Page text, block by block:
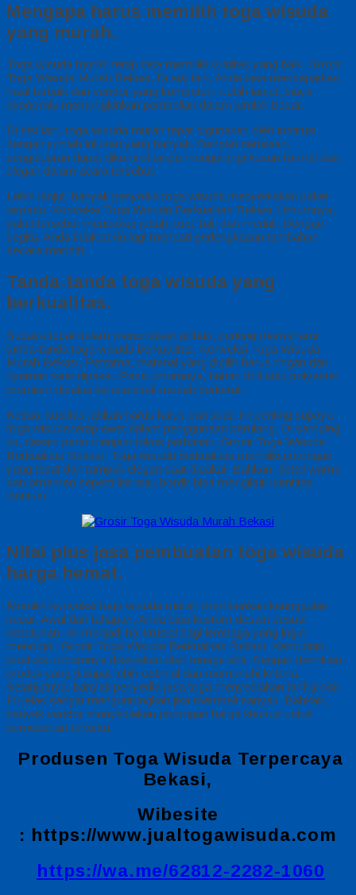
Mengapa harus memilih toga wisuda
yang murah.
Toga wisuda murah tetap bisa memiliki kualitas yang baik. Grosir
Toga Wisuda Murah Bekasi, Di sisi lain, Anda bisa mendapatkan
hasil terbaik dari vendor yang kompeten. Lebih lanjut, biaya
ekonomis memungkinkan pembelian dalam jumlah besar.
Di sisi lain, toga wisuda murah tepat digunakan oleh institusi
dengan jumlah lulusan yang banyak. Dengan demikian,
pengeluaran dapat dikontrol tanpa mengurangi kesan formal dan
elegan dalam acara tersebut.
Lebih lanjut, banyak penyedia toga wisuda menyediakan paket
terpadu. Konveksi Toga Wisuda Berkualitas Bekasi, Umumnya,
paket tersebut mencakup jubah, topi, tali, dan medali. Dengan
begitu, Anda tidak perlu lagi mencari perlengkapan tambahan
secara mandiri.
Tanda-tanda toga wisuda yang
berkualitas.
Supaya tepat dalam menentukan pilihan, penting memahami
tanda-tanda toga wisuda berkualitas. Konveksi Toga Wisuda
Murah Bekasi, Pertama, material yang dipilih harus ringan dan
nyaman saat dipakai. Pada umumnya, bahan drill atau polyester
premium dipakai karena tidak mudah berkerut.
Kedua, kualitas jahitan harus halus dan kuat. Ini penting supaya
toga wisuda tetap awet dalam penggunaan berulang. Di samping
itu, desain perlu menjadi fokus perhatian. Grosir Toga Wisuda
Berkualitas Bekasi, Toga wisuda berkualitas memiliki potongan
yang tepat dan tampak elegan saat dipakai. Bahkan, detail warna
dan ornamen seperti list atau bordir bisa mengikuti identitas
institusi.
Nilai plus jasa pembuatan toga wisuda
harga hemat.
Memilih konveksi toga wisuda murah memberikan keunggulan
besar. Awal dari tahapan, Anda bisa kustom desain sesuai
kebutuhan. Ini menjadi hal krusial bagi lembaga yang ingin
menonjol. Grosir Toga Wisuda Berkualitas Bekasi, Kemudian,
produksi umumnya dikerjakan oleh tenaga ahli. Dengan demikian,
produk yang didapat lebih optimal dan memenuhi kriteria.
Selanjutnya, banyak penyedia jasa toga menyediakan tarif grosir.
Ini jelas sangat menguntungkan jika membeli banyak. Bahkan,
banyak vendor menyediakan potongan harga khusus untuk
pemesanan tertentu.
Produsen Toga Wisuda Terpercaya
Bekasi,
Wibesite
: https://www.jualtogawisuda.com
https://wa.me/62812-2282-1060